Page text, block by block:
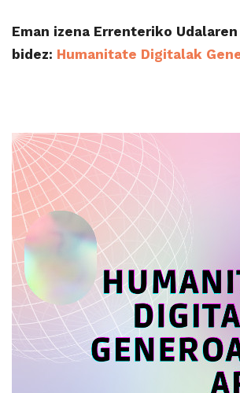
Eman izena Errenteriko
bidez: Humanitate Digitalak